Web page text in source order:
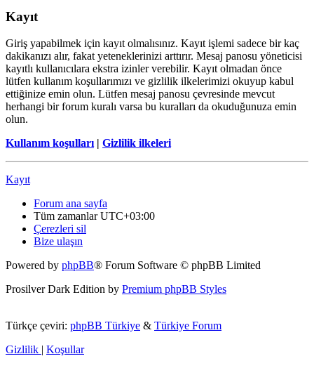
Kayıt
Giriş yapabilmek için kayıt olmalısınız. Kayıt işlemi sadece bir kaç
dakikanızı alır, fakat yeteneklerinizi arttırır. Mesaj panosu yöneticisi
kayıtlı kullanıcılara ekstra izinler verebilir. Kayıt olmadan önce
lütfen kullanım koşullarımızı ve gizlilik ilkelerimizi okuyup kabul
ettiğinize emin olun. Lütfen mesaj panosu çevresinde mevcut
herhangi bir forum kuralı varsa bu kuralları da okuduğunuza emin
olun.
Kullanım koşulları | Gizlilik ilkeleri
Kayıt
Forum ana sayfa
Tüm zamanlarUTC+03:00
Çerezleri sil
Bize ulaşın
Powered by phpBB® Forum Software © phpBB Limited
Prosilver Dark Edition by Premium phpBB Styles
Türkçe çeviri: phpBB Türkiye & Türkiye Forum
Gizlilik | Koşullar